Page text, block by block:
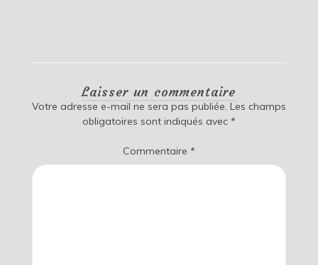
Laisser un commentaire
Votre adresse e-mail ne sera pas publiée. Les champs
obligatoires sont indiqués avec *
Commentaire *